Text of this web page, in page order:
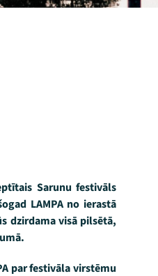
Sarunu festivāls
LAMPA no ierastā
dzirdama visā pilsētā,
par festivāla virstēmu